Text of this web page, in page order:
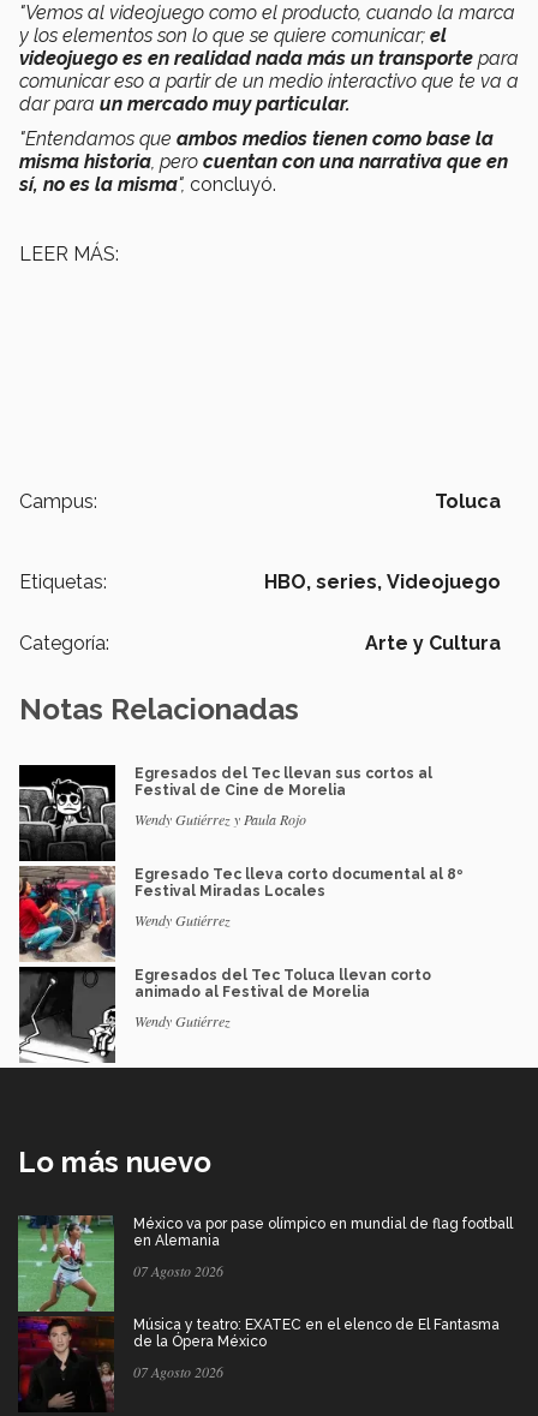
"Vemos al videojuego como el producto, cuando la marca
y los elementos son lo que se quiere comunicar; el
videojuego es en realidad nada más un transporte para
comunicar eso a partir de un medio interactivo que te va a
dar para un mercado muy particular.
"Entendamos que ambos medios tienen como base la
misma historia, pero cuentan con una narrativa que en
sí, no es la misma", concluyó.
LEER MÁS:
Campus: Toluca
Etiquetas: HBO, series, Videojuego
Categoría: Arte y Cultura
Notas Relacionadas
Egresados del Tec llevan sus cortos al
Festival de Cine de Morelia
Wendy Gutiérrez y Paula Rojo
Egresado Tec lleva corto documental al 8º
Festival Miradas Locales
Wendy Gutiérrez
Egresados del Tec Toluca llevan corto
animado al Festival de Morelia
Wendy Gutiérrez
Lo más nuevo
México va por pase olímpico en mundial de flag football
en Alemania
07 Agosto 2026
Música y teatro: EXATEC en el elenco de El Fantasma
de la Ópera México
07 Agosto 2026